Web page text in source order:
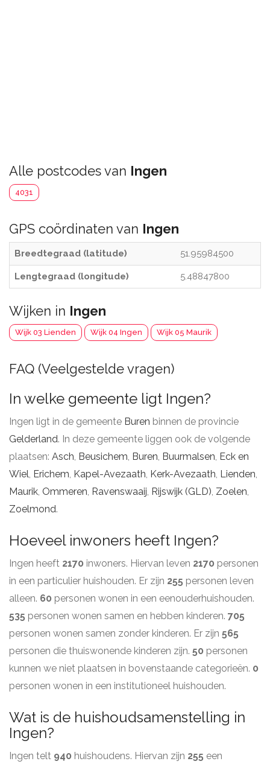
Alle postcodes van Ingen
4031
GPS coördinaten van Ingen
Breedtegraad (latitude) 51.95984500
Lengtegraad (longitude) 5.48847800
Wijken in Ingen
Wijk 03 Lienden Wijk 04 Ingen Wijk 05 Maurik
FAQ (Veelgestelde vragen)
In welke gemeente ligt Ingen?
Ingen ligt in de gemeente Buren binnen de provincie
Gelderland. In deze gemeente liggen ook de volgende
plaatsen: Asch, Beusichem, Buren, Buurmalsen, Eck en
Wiel, Erichem, Kapel-Avezaath, Kerk-Avezaath, Lienden,
Maurik, Ommeren, Ravenswaaij, Rijswijk (GLD), Zoelen,
Zoelmond.
Hoeveel inwoners heeft Ingen?
Ingen heeft 2170 inwoners. Hiervan leven 2170 personen
in een particulier huishouden. Er zijn 255 personen leven
alleen. 60 personen wonen in een eenouderhuishouden.
535 personen wonen samen en hebben kinderen. 705
personen wonen samen zonder kinderen. Er zijn 565
personen die thuiswonende kinderen zijn. 50 personen
kunnen we niet plaatsen in bovenstaande categorieën. 0
personen wonen in een institutioneel huishouden.
Wat is de huishoudsamenstelling in
Ingen?
Ingen telt 940 huishoudens. Hiervan zijn 255 een